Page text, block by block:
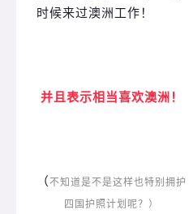
时候来过澳洲工作！
并且表示相当喜欢澳洲！
（不知道是不是这样也特别拥护
四国护照计划呢？）